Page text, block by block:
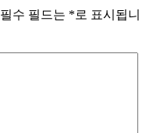
필수 필드는 *로 표시됩니